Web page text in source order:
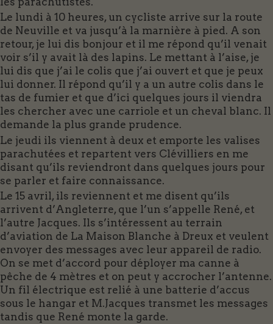
Le lundi à 10 heures, un cycliste arrive sur la route
de Neuville et va jusqu’à la marnière à pied. A son
retour, je lui dis bonjour et il me répond qu’il venait
voir s’il y avait là des lapins. Le mettant à l’aise, je
lui dis que j’ai le colis que j’ai ouvert et que je peux
lui donner. Il répond qu’il y a un autre colis dans le
tas de fumier et que d’ici quelques jours il viendra
les chercher avec une carriole et un cheval blanc. Il
demande la plus grande prudence.
Le jeudi ils viennent à deux et emporte les valises
parachutées et repartent vers Clévilliers en me
disant qu’ils reviendront dans quelques jours pour
se parler et faire connaissance.
Le 15 avril, ils reviennent et me disent qu’ils
arrivent d’Angleterre, que l’un s’appelle René, et
l’autre Jacques. Ils s’intéressent au terrain
d’aviation de La Maison Blanche à Dreux et veulent
envoyer des messages avec leur appareil de radio.
On se met d’accord pour déployer ma canne à
pêche de 4 mètres et on peut y accrocher l’antenne.
Un fil électrique est relié à une batterie d’accus
sous le hangar et M.Jacques transmet les messages
tandis que René monte la garde.